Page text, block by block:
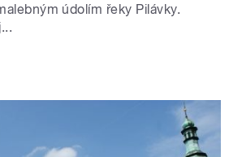
údolím řeky Pilávky.